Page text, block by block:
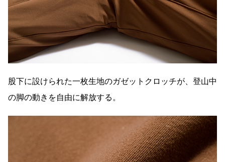
股下に設けられた一枚生地のガゼットクロッチが、登山中
の脚の動きを自由に解放する。